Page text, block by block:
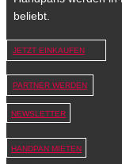
beliebt.
JETZT EINKAUFEN
PARTNER WERDEN
NEWSLETTER
HANDPAN MIETEN